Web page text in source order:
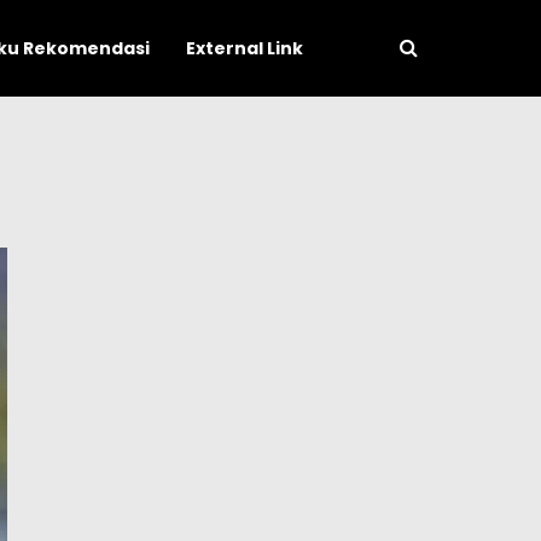
Rekomendasi External Link